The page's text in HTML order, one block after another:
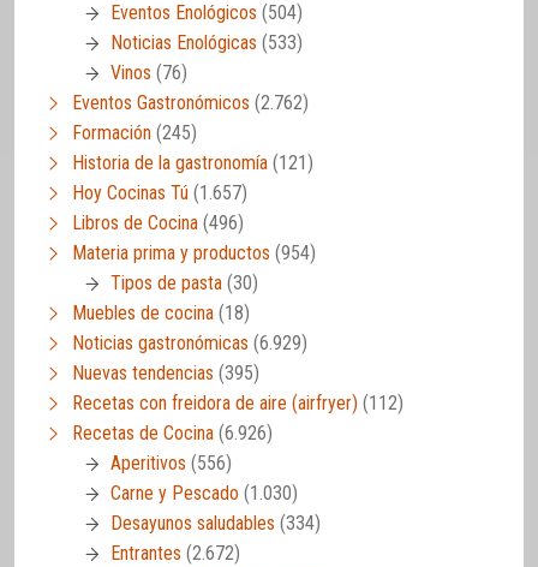
Eventos Enológicos (504)
Noticias Enológicas (533)
Vinos (76)
Eventos Gastronómicos (2.762)
Formación (245)
Historia de la gastronomía (121)
Hoy Cocinas Tú (1.657)
Libros de Cocina (496)
Materia prima y productos (954)
Tipos de pasta (30)
Muebles de cocina (18)
Noticias gastronómicas (6.929)
Nuevas tendencias (395)
Recetas con freidora de aire (airfryer) (112)
Recetas de Cocina (6.926)
Aperitivos (556)
Carne y Pescado (1.030)
Desayunos saludables (334)
Entrantes (2.672)